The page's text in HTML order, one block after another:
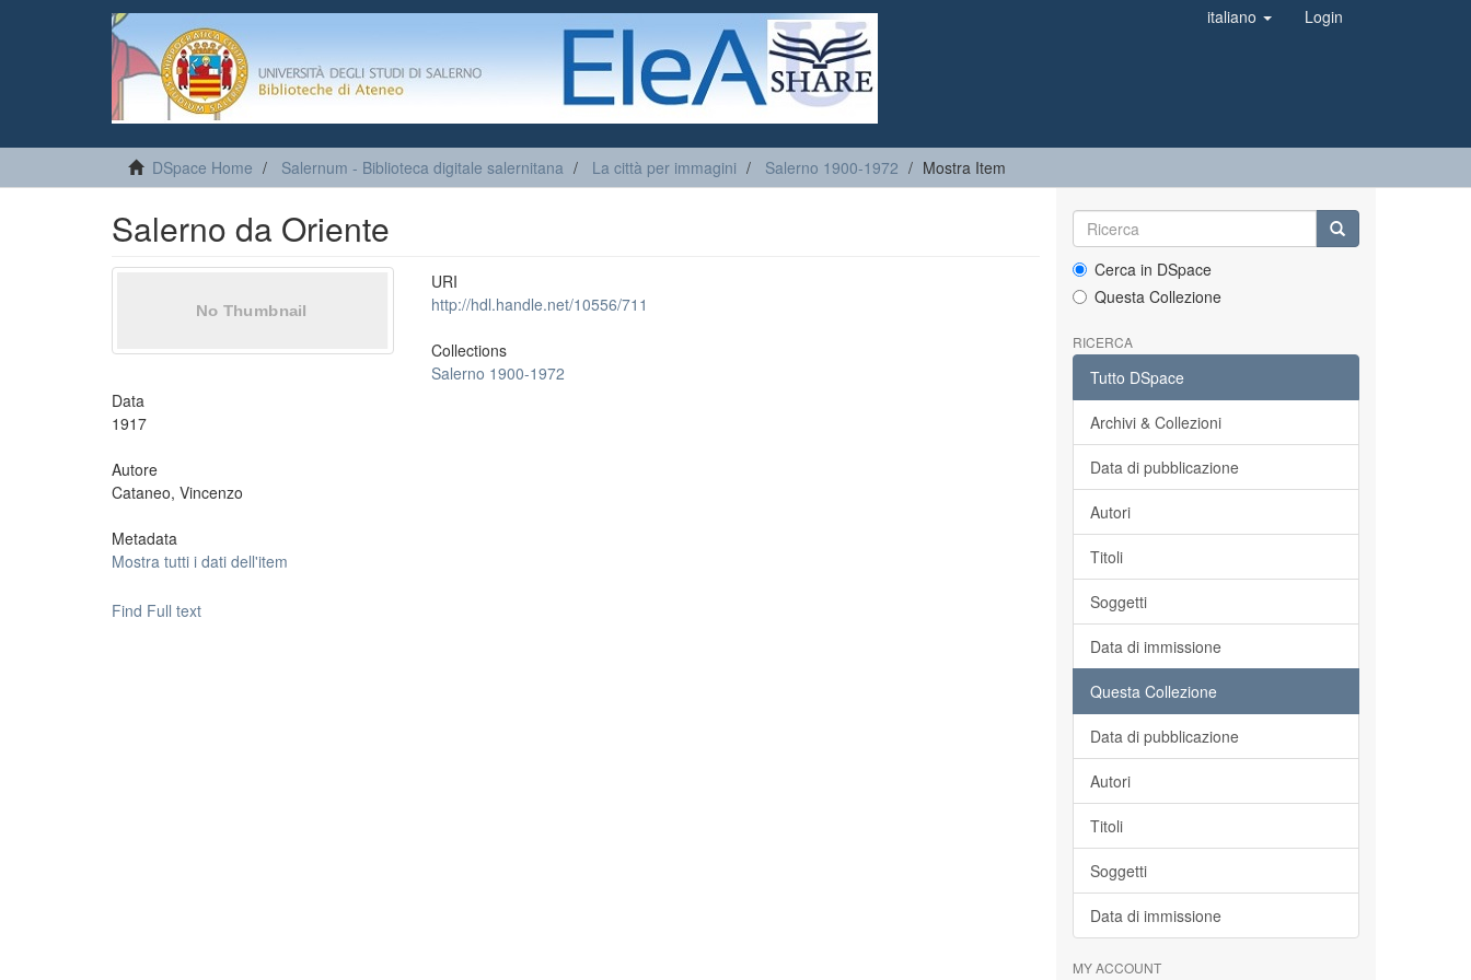
italiano Login
DSpace Home Salernum - Biblioteca digitale salernitana La città per immagini Salerno 1900-1972 Mostra Item
Salerno da Oriente
Data
1917
Autore
Cataneo, Vincenzo
Metadata
Mostra tutti i dati dell'item
URI
http://hdl.handle.net/10556/711
Collections
Salerno 1900-1972
Find Full text
Cerca in DSpace
Questa Collezione
RICERCA
Tutto DSpace
Archivi & Collezioni
Data di pubblicazione
Autori
Titoli
Soggetti
Data di immissione
Questa Collezione
Data di pubblicazione
Autori
Titoli
Soggetti
Data di immissione
MY ACCOUNT